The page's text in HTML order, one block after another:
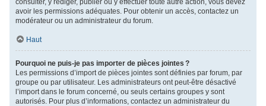
consulter, y rédiger, publier ou y effectuer toute autre action, vous devez
avoir les permissions adéquates. Pour obtenir un accès, contactez un
modérateur ou un administrateur du forum.
Haut
Pourquoi ne puis-je pas importer de pièces jointes ?
Les permissions d’import de pièces jointes sont définies par forum, par
groupe ou par utilisateur. Les administrateurs ont peut-être désactivé
l’import dans le forum concerné, ou seuls certains groupes y sont
autorisés. Pour plus d’informations, contactez un administrateur du